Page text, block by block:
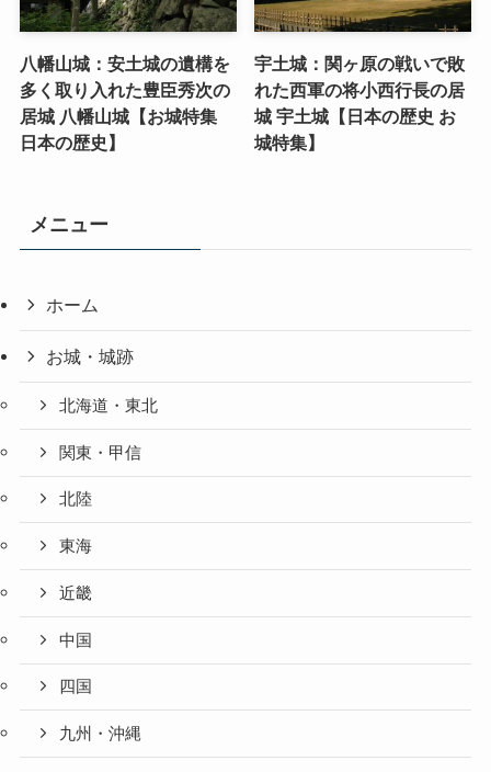
八幡山城：安土城の遺構を
多く取り入れた豊臣秀次の
居城 八幡山城【お城特集
日本の歴史】
宇土城：関ヶ原の戦いで敗
れた西軍の将小西行長の居
城 宇土城【日本の歴史 お
城特集】
メニュー
ホーム
お城・城跡
北海道・東北
関東・甲信
北陸
東海
近畿
中国
四国
九州・沖縄